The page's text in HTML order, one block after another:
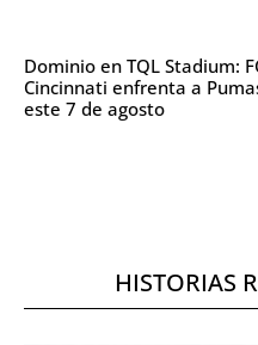
Dominio en TQL Stadium:
Cincinnati enfrenta a
este 7 de agosto
HISTORIAS